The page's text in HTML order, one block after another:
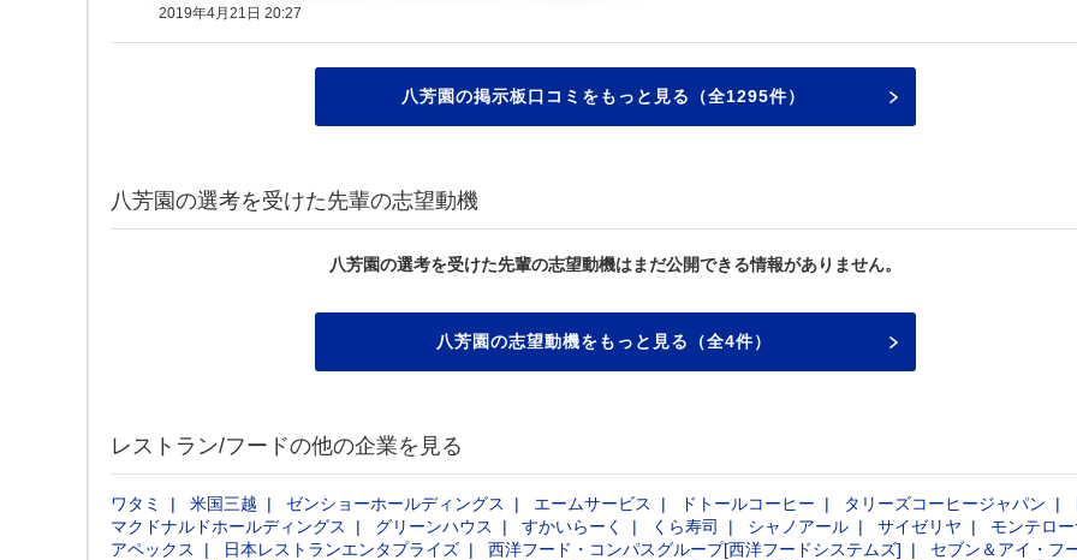
2019年4月21日 20:27
八芳園の掲示板口コミをもっと見る（全1295件）
八芳園の選考を受けた先輩の志望動機
八芳園の選考を受けた先輩の志望動機はまだ公開できる情報がありません。
八芳園の志望動機をもっと見る（全4件）
レストラン/フードの他の企業を見る
ワタミ 米国三越 ゼンショーホールディングス エームサービス ドトールコーヒー タリーズコーヒージャパン
マクドナルドホールディングス
グリーンハウス すかいらーく くら寿司 シャノアール サイゼリヤ
モンテロ
アペックス
日本レストランエンタプライズ 西洋フード・コンパスグループ[西洋フードシステムズ]
セブン＆アイ・フ